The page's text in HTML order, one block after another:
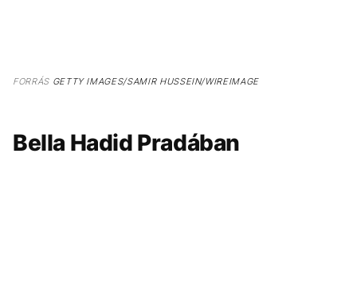
FORRÁSGETTY IMAGES/SAMIR HUSSEIN/WIREIMAGE
Bella Hadid Pradában